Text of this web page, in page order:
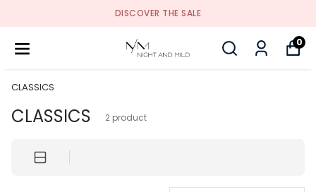
DISCOVER THE SALE
0
CLASSICS
CLASSICS 2 product